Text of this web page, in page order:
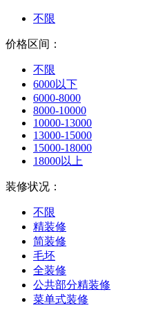
不限
价格区间：
不限
6000以下
6000-8000
8000-10000
10000-13000
13000-15000
15000-18000
18000以上
装修状况：
不限
精装修
简装修
毛坯
全装修
公共部分精装修
菜单式装修